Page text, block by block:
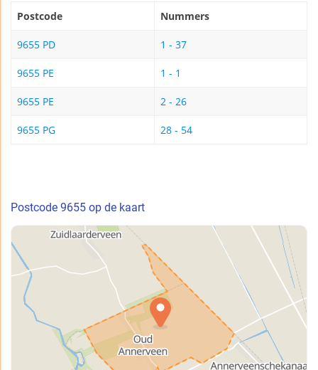
Postcode Nummers
9655 PD 1 - 37
9655 PE 1 - 1
9655 PE 2 - 26
9655 PG 28 - 54
Postcode 9655 op de kaart